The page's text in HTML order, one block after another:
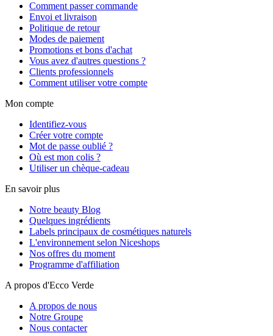
Comment passer commande
Envoi et livraison
Politique de retour
Modes de paiement
Promotions et bons d'achat
Vous avez d'autres questions ?
Clients professionnels
Comment utiliser votre compte
Mon compte
Identifiez-vous
Créer votre compte
Mot de passe oublié ?
Où est mon colis ?
Utiliser un chèque-cadeau
En savoir plus
Notre beauty Blog
Quelques ingrédients
Labels principaux de cosmétiques naturels
L'environnement selon Niceshops
Nos offres du moment
Programme d'affiliation
A propos d'Ecco Verde
A propos de nous
Notre Groupe
Nous contacter